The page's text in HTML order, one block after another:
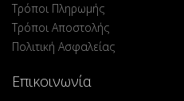
Τρόποι Πληρωμής
Τρόποι Αποστολής
Πολιτική Ασφαλείας
Επικοινωνία